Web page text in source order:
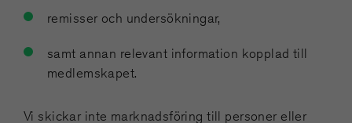
remisser och undersökningar,
samt annan relevant information kopplad till
medlemskapet.
Vi skickar inte marknadsföring till personer eller